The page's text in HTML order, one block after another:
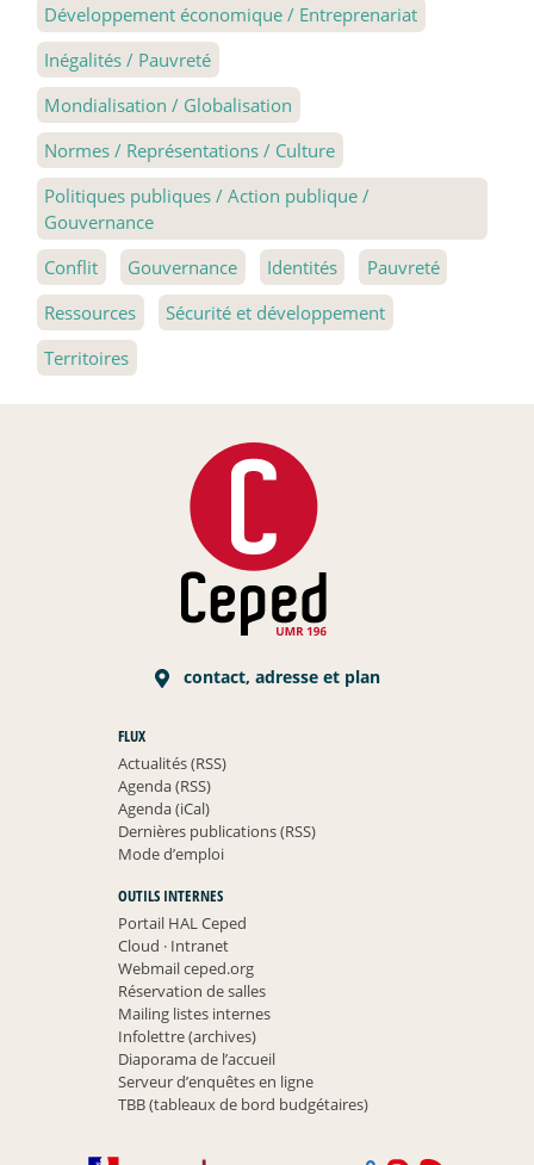
Développement économique / Entreprenariat
Inégalités / Pauvreté
Mondialisation / Globalisation
Normes / Représentations / Culture
Politiques publiques / Action publique /
Gouvernance
Conflit
Gouvernance Identités
Pauvreté
Ressources
Sécurité et développement
Territoires
contact, adresse et plan
FLUX
Actualités (RSS)
Agenda (RSS)
Agenda (iCal)
Dernières publications (RSS)
Mode d’emploi
OUTILS INTERNES
Portail HAL Ceped
Cloud ·Intranet
Webmail ceped.org
Réservation de salles
Mailing listes internes
Infolettre (archives)
Diaporama de l’accueil
Serveur d’enquêtes en ligne
TBB (tableaux de bord budgétaires)